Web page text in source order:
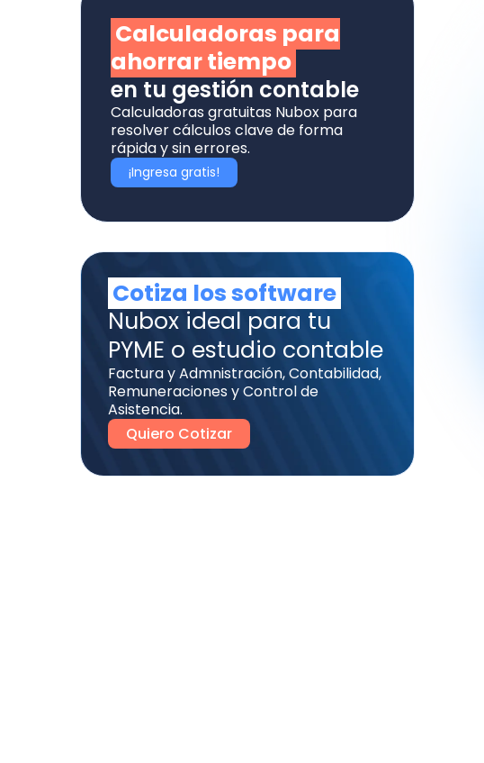
Calculadoras para
ahorrar tiempo
en tu gestión contable
Calculadoras gratuitas Nubox para
resolver cálculos clave de forma
rápida y sin errores.
¡Ingresa gratis!
Cotiza los software
Nubox ideal para tu
PYME o estudio contable
Factura y Admnistración, Contabilidad,
Remuneraciones y Control de
Asistencia.
Quiero Cotizar